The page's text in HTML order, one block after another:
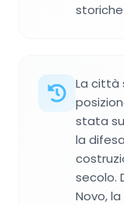
La città
stata
la
secolo.
Novo,